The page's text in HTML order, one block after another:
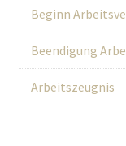
Beginn
Beendigung
Arbeitszeugnis